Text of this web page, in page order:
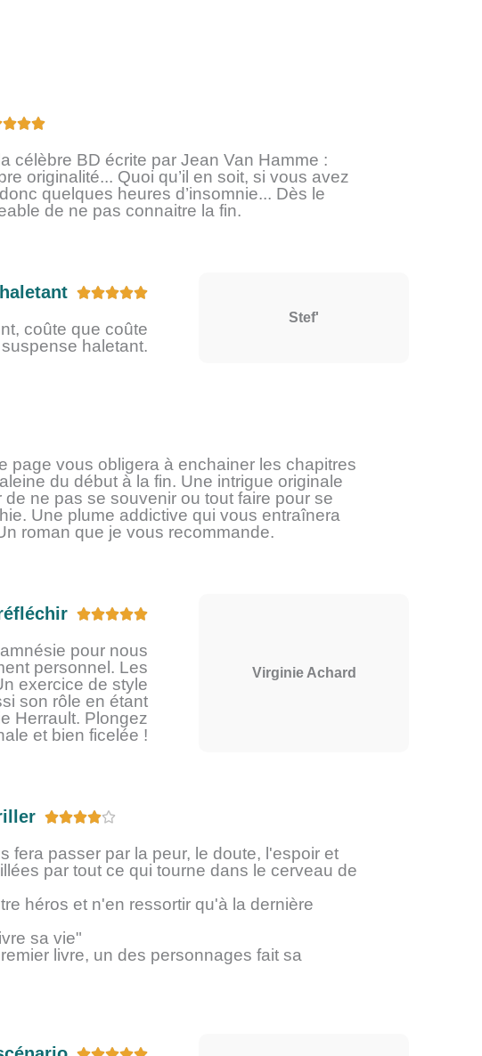
N
t
é
5
5
célèbre BD écrite par Jean Van Hamme :
originalité... Quoi qu’il en soit, si vous avez
quelques heures d’insomnie... Dès le
de ne pas connaitre la fin.
N
t
é
5
coûte que coûte
haletant.
Stef'
page vous obligera à enchainer les chapitres
du début à la fin. Une intrigue originale
ne pas se souvenir ou tout faire pour se
Une plume addictive qui vous entraînera
roman que je vous recommande.
N
t
é
5
s
u
pour nous
personnel. Les
exercice de style
son rôle en étant
Herrault. Plongez
et bien ficelée !
Virginie Achard

t
é
4
r
fera passer par la peur, le doute, l'espoir et
par tout ce qui tourne dans le cerveau de
héros et n'en ressortir qu'à la dernière
sa vie"
livre, un des personnages fait sa
N